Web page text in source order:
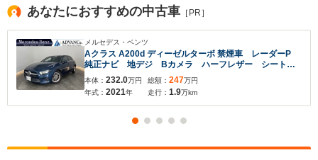
あなたにおすすめの中古車 ［PR］
メルセデス・ベンツ
Aクラス A200d ディーゼルターボ 禁煙車 レーダーP
純正ナビ 地デジ Bカメラ ハーフレザー シートヒ
ーター パワーシート パドルシフト LED DSRC
Bluetooth PTS ドラレコ キーレスGO 16AW
本体： 232.0万円
年式： 2021年
総額： 247万円
走行： 1.9万km